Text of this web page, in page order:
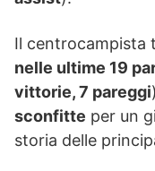
Il centrocampista
nelle ultime 19
vittorie, 7 pareggi
sconfitte per un
storia delle